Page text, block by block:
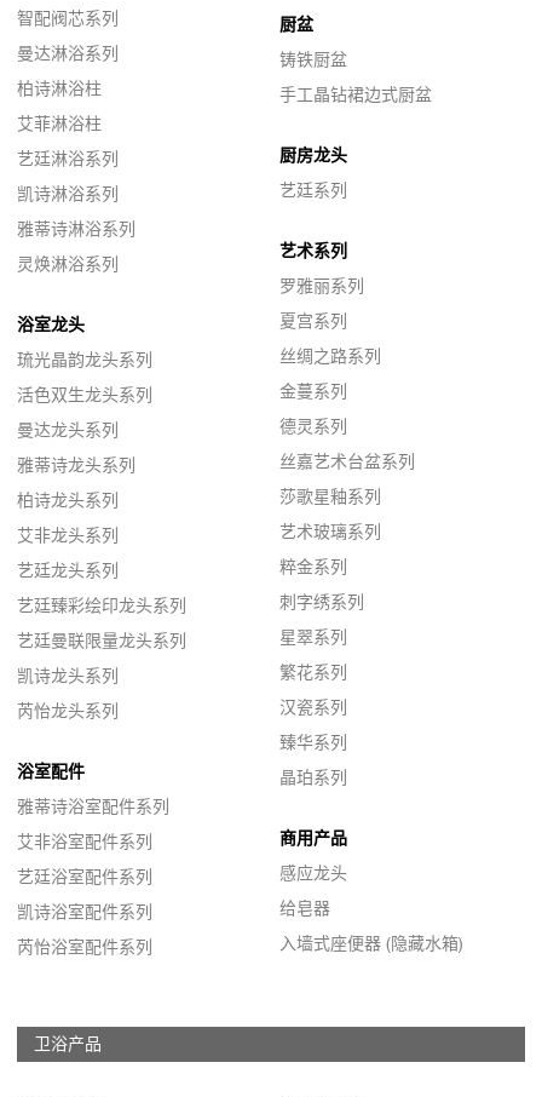
智配阀芯系列
曼达淋浴系列
柏诗淋浴柱
艾菲淋浴柱
艺廷淋浴系列
凯诗淋浴系列
雅蒂诗淋浴系列
灵焕淋浴系列
浴室龙头
琉光晶韵龙头系列
活色双生龙头系列
曼达龙头系列
雅蒂诗龙头系列
柏诗龙头系列
艾非龙头系列
艺廷龙头系列
艺廷臻彩绘印龙头系列
艺廷曼联限量龙头系列
凯诗龙头系列
芮怡龙头系列
浴室配件
雅蒂诗浴室配件系列
艾非浴室配件系列
艺廷浴室配件系列
凯诗浴室配件系列
芮怡浴室配件系列
厨盆
铸铁厨盆
手工晶钻裙边式厨盆
厨房龙头
艺廷系列
艺术系列
罗雅丽系列
夏宫系列
丝绸之路系列
金蔓系列
德灵系列
丝嘉艺术台盆系列
莎歌星釉系列
艺术玻璃系列
粹金系列
刺字绣系列
星翠系列
繁花系列
汉瓷系列
臻华系列
晶珀系列
商用产品
感应龙头
给皂器
入墙式座便器 (隐藏水箱)
卫浴产品